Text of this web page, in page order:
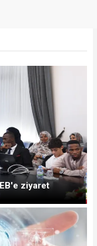
ziyaret